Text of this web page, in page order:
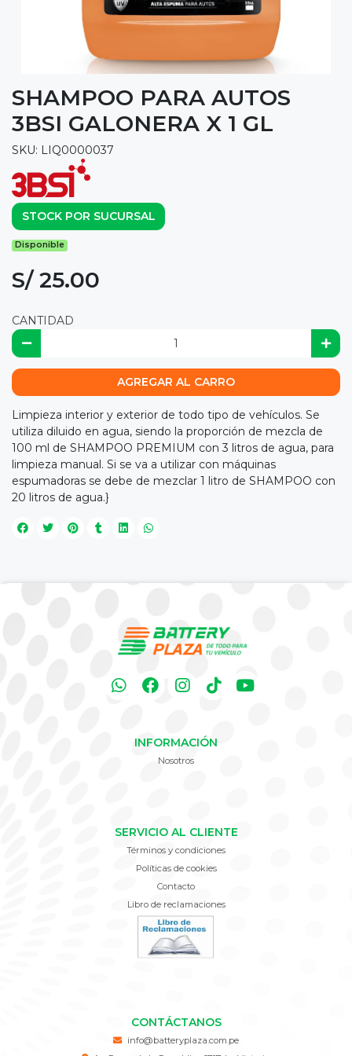
SHAMPOO PARA AUTOS
3BSI GALONERA X 1 GL
SKU: LIQ0000037
STOCK POR SUCURSAL
Disponible
S/ 25.00
CANTIDAD
AGREGAR AL CARRO
Limpieza interior y exterior de todo tipo de vehículos. Se
utiliza diluido en agua, siendo la proporción de mezcla de
100 ml de SHAMPOO PREMIUM con 3 litros de agua, para
limpieza manual. Si se va a utilizar con máquinas
espumadoras se debe de mezclar 1 litro de SHAMPOO con
20 litros de agua.}
INFORMACIÓN
Nosotros
SERVICIO AL CLIENTE
Términos y condiciones
Políticas de cookies
Contacto
Libro de reclamaciones
CONTÁCTANOS
info@batteryplaza.com.pe